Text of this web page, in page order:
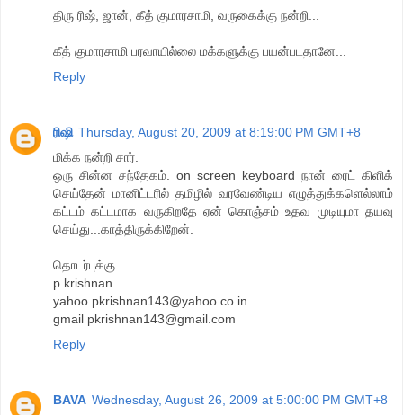
திரு ரிஷ், ஜான், கீத் குமாரசாமி, வருகைக்கு நன்றி...
கீத் குமாரசாமி பரவாயில்லை மக்களுக்கு பயன்படதானே...
Reply
ரிஷி Thursday, August 20, 2009 at 8:19:00 PM GMT+8
மிக்க நன்றி சார்.
ஒரு சின்ன சந்தேகம். on screen keyboard நான் ரைட் கிளிக்
செய்தேன் மானிட்டரில் தமிழில் வரவேண்டிய எழுத்துக்களெல்லாம்
கட்டம் கட்டமாக வருகிறதே ஏன் கொஞ்சம் உதவ முடியுமா தயவு
செய்து...காத்திருக்கிறேன்.
தொடர்புக்கு...
p.krishnan
yahoo pkrishnan143@yahoo.co.in
gmail pkrishnan143@gmail.com
Reply
BAVA Wednesday, August 26, 2009 at 5:00:00 PM GMT+8